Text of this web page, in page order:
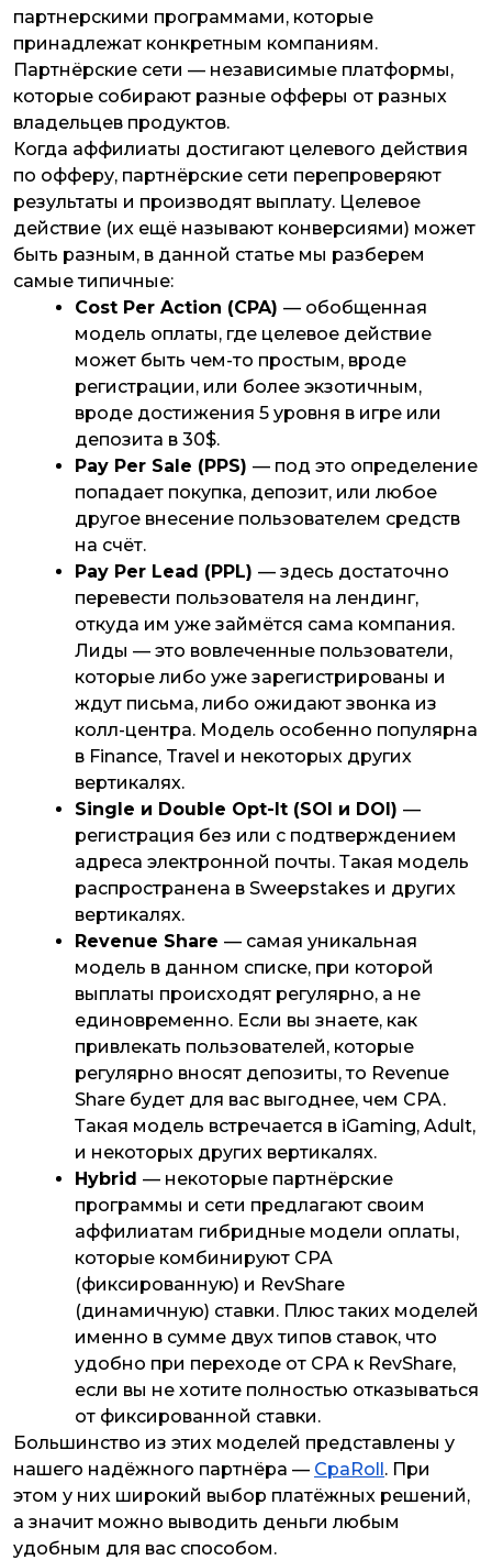
партнерскими программами, которые
принадлежат конкретным компаниям.
Партнёрские сети — независимые платформы,
которые собирают разные офферы от разных
владельцев продуктов.
Когда аффилиаты достигают целевого действия
по офферу, партнёрские сети перепроверяют
результаты и производят выплату. Целевое
действие (их ещё называют конверсиями) может
быть разным, в данной статье мы разберем
самые типичные:
Cost Per Action (CPA) — обобщенная
модель оплаты, где целевое действие
может быть чем-то простым, вроде
регистрации, или более экзотичным,
вроде достижения 5 уровня в игре или
депозита в 30$.
Pay Per Sale (PPS) — под это определение
попадает покупка, депозит, или любое
другое внесение пользователем средств
на счёт.
Pay Per Lead (PPL) — здесь достаточно
перевести пользователя на лендинг,
откуда им уже займётся сама компания.
Лиды — это вовлеченные пользователи,
которые либо уже зарегистрированы и
ждут письма, либо ожидают звонка из
колл-центра. Модель особенно популярна
в Finance, Travel и некоторых других
вертикалях.
Single и Double Opt-It (SOI и DOI) —
регистрация без или с подтверждением
адреса электронной почты. Такая модель
распространена в Sweepstakes и других
вертикалях.
Revenue Share — самая уникальная
модель в данном списке, при которой
выплаты происходят регулярно, а не
единовременно. Если вы знаете, как
привлекать пользователей, которые
регулярно вносят депозиты, то Revenue
Share будет для вас выгоднее, чем CPA.
Такая модель встречается в iGaming, Adult,
и некоторых других вертикалях.
Hybrid — некоторые партнёрские
программы и сети предлагают своим
аффилиатам гибридные модели оплаты,
которые комбинируют CPA
(фиксированную) и RevShare
(динамичную) ставки. Плюс таких моделей
именно в сумме двух типов ставок, что
удобно при переходе от CPA к RevShare,
если вы не хотите полностью отказываться
от фиксированной ставки.
Большинство из этих моделей представлены у
нашего надёжного партнёра — CpaRoll. При
этом у них широкий выбор платёжных решений,
а значит можно выводить деньги любым
удобным для вас способом.